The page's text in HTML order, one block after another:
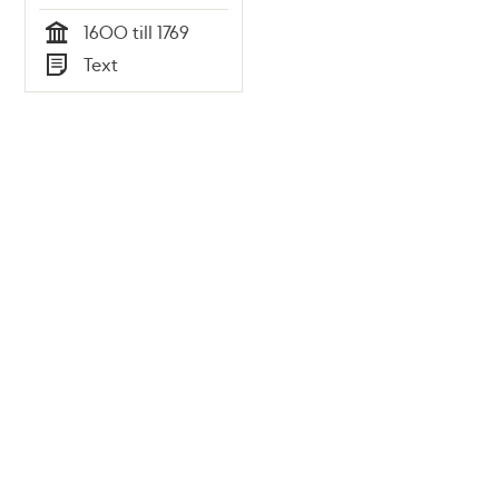
Tid
1600 till 1769
Typ
Text